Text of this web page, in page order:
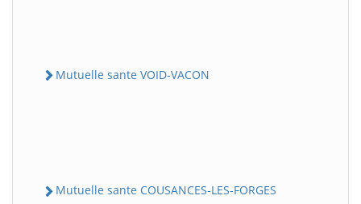
Mutuelle sante VOID-VACON
Mutuelle sante COUSANCES-LES-FORGES